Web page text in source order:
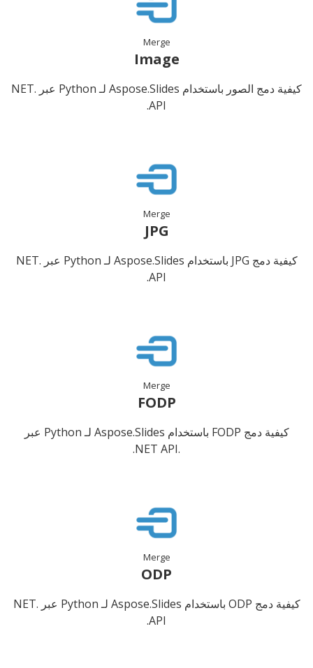
Merge
Image
كيفية دمج الصور باستخدام Aspose.Slides لـ Python عبر .NET
API.
Merge
JPG
كيفية دمج JPG باستخدام Aspose.Slides لـ Python عبر .NET
API.
Merge
FODP
كيفية دمج FODP باستخدام Aspose.Slides لـ Python عبر
.NET API.
Merge
ODP
كيفية دمج ODP باستخدام Aspose.Slides لـ Python عبر .NET
API.